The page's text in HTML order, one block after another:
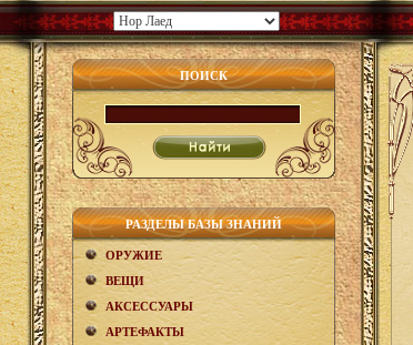
ПОИСК
РАЗДЕЛЫ БАЗЫ ЗНАНИЙ
ОРУЖИЕ
ВЕЩИ
АКCЕСCУАРЫ
АРТЕФАКТЫ